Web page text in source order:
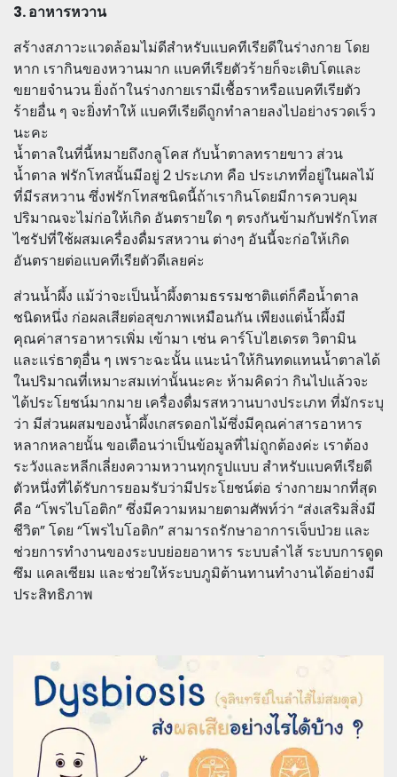
3. อาหารหวาน
สร้างสภาวะแวดล้อมไม่ดีสำหรับแบคทีเรียดีในร่างกาย โดย
หาก เรากินของหวานมาก แบคทีเรียตัวร้ายก็จะเติบโตและ
ขยายจำนวน ยิ่งถ้าในร่างกายเรามีเชื้อราหรือแบคทีเรียตัว
ร้ายอื่น ๆ จะยิ่งทำให้ แบคทีเรียดีถูกทำลายลงไปอย่างรวดเร็ว
นะคะ
น้ำตาลในที่นี้หมายถึงกลูโคส กับน้ำตาลทรายขาว ส่วน
น้ำตาล ฟรักโทสนั้นมีอยู่ 2 ประเภท คือ ประเภทที่อยู่ในผลไม้
ที่มีรสหวาน ซึ่งฟรักโทสชนิดนี้ถ้าเรากินโดยมีการควบคุม
ปริมาณจะไม่ก่อให้เกิด อันตรายใด ๆ ตรงกันข้ามกับฟรักโทส
ไซรัปที่ใช้ผสมเครื่องดื่มรสหวาน ต่างๆ อันนี้จะก่อให้เกิด
อันตรายต่อแบคทีเรียตัวดีเลยค่ะ
ส่วนน้ำผึ้ง แม้ว่าจะเป็นน้ำผึ้งตามธรรมชาติแต่ก็คือน้ำตาล
ชนิดหนึ่ง ก่อผลเสียต่อสุขภาพเหมือนกัน เพียงแต่น้ำผึ้งมี
คุณค่าสารอาหารเพิ่ม เข้ามา เช่น คาร์โบไฮเดรต วิตามิน
และแร่ธาตุอื่น ๆ เพราะฉะนั้น แนะนำให้กินทดแทนน้ำตาลได้
ในปริมาณที่เหมาะสมเท่านั้นนะคะ ห้ามคิดว่า กินไปแล้วจะ
ได้ประโยชน์มากมาย เครื่องดื่มรสหวานบางประเภท ที่มักระบุ
ว่า มีส่วนผสมของน้ำผึ้งเกสรดอกไม้ซึ่งมีคุณค่าสารอาหาร
หลากหลายนั้น ขอเตือนว่าเป็นข้อมูลที่ไม่ถูกต้องค่ะ เราต้อง
ระวังและหลีกเลี่ยงความหวานทุกรูปแบบ สำหรับแบคทีเรียดี
ตัวหนึ่งที่ได้รับการยอมรับว่ามีประโยชน์ต่อ ร่างกายมากที่สุด
คือ “โพรไบโอติก” ซึ่งมีความหมายตามศัพท์ว่า “ส่งเสริมสิ่งมี
ชีวิต” โดย “โพรไบโอติก” สามารถรักษาอาการเจ็บป่วย และ
ช่วยการทำงานของระบบย่อยอาหาร ระบบลำไส้ ระบบการดูด
ซึม แคลเซียม และช่วยให้ระบบภูมิต้านทานทำงานได้อย่างมี
ประสิทธิภาพ